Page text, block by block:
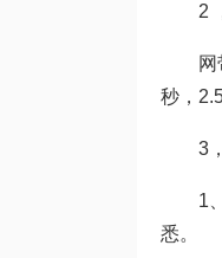
2 ，
网带
秒，
3，
1、
悉。